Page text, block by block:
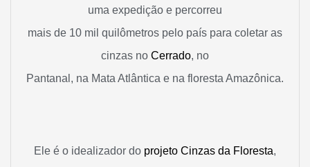
uma expedição e percorreu
mais de 10 mil quilômetros pelo país para coletar as
cinzas no Cerrado, no
Pantanal, na Mata Atlântica e na floresta Amazônica.
Ele é o idealizador do projeto Cinzas da Floresta,